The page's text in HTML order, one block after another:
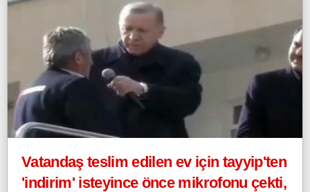
Vatandaş teslim edilen ev için tayyip'ten
'indirim' isteyince önce mikrofonu çekti,